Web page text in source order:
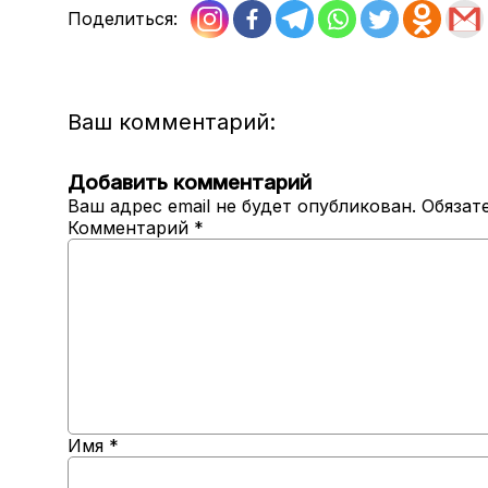
Поделиться:
Ваш комментарий:
Добавить комментарий
Ваш адрес email не будет опубликован.
Комментарий *
Имя *